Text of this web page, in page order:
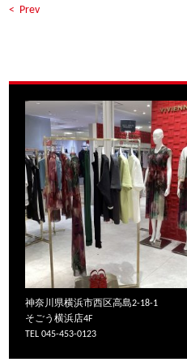
< Prev
神奈川県横浜市西区高島2-18-1
そごう横浜店4F
TEL 045-453-0123